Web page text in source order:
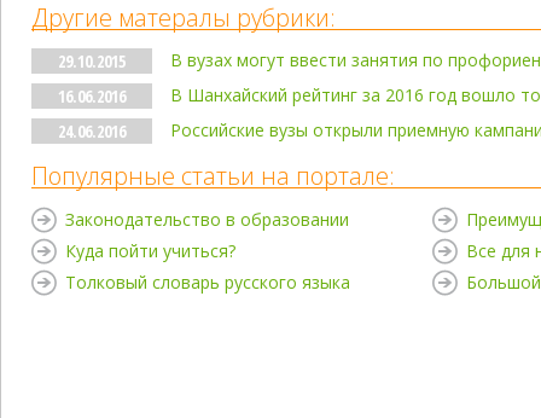
Другие матералы рубрики:
29.10.2015
В вузах могут ввести занятия по
16.06.2016
В Шанхайский рейтинг за 2016 год вошло
24.06.2016
Российские вузы открыли приемную
Популярные статьи на портале:
Законодательство в образовании
Куда пойти учиться?
Толковый словарь русского языка
Все для
Большой